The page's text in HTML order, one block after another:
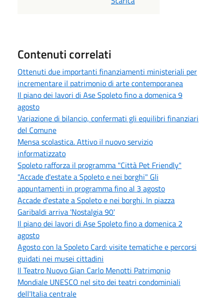
Contenuti correlati
Ottenuti due importanti finanziamenti ministeriali per
incrementare il patrimonio di arte contemporanea
Il piano dei lavori di Ase Spoleto fino a domenica 9
agosto
Variazione di bilancio, confermati gli equilibri finanziari
del Comune
Mensa scolastica. Attivo il nuovo servizio
informatizzato
Spoleto rafforza il programma "Città Pet Friendly"
"Accade d'estate a Spoleto e nei borghi" Gli
appuntamenti in programma fino al 3 agosto
Accade d'estate a Spoleto e nei borghi. In piazza
Garibaldi arriva 'Nostalgia 90'
Il piano dei lavori di Ase Spoleto fino a domenica 2
agosto
Agosto con la Spoleto Card: visite tematiche e percorsi
guidati nei musei cittadini
Il Teatro Nuovo Gian Carlo Menotti Patrimonio
Mondiale UNESCO nel sito dei teatri condominiali
dell'Italia centrale